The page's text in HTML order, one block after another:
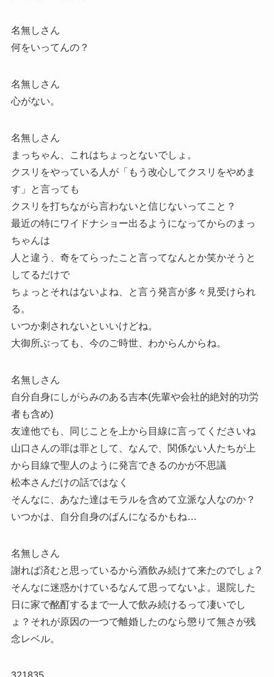
名無しさん
何をいってんの？
名無しさん
心がない。
名無しさん
まっちゃん、これはちょっとないでしょ。
クスリをやっている人が「もう改心してクスリをやめま
す」と言っても
クスリを打ちながら言わないと信じないってこと？
最近の特にワイドナショー出るようになってからのまっ
ちゃんは
人と違う、奇をてらったこと言ってなんとか笑かそうと
してるだけで
ちょっとそれはないよね、と言う発言が多々見受けられ
る。
いつか刺されないといいけどね。
大御所ぶっても、今のご時世、わからんからね。
名無しさん
自分自身にしがらみのある吉本(先輩や会社的絶対的功労
者も含め)
友達他でも、同じことを上から目線に言ってくださいね
山口さんの罪は罪として、なんで、関係ない人たちが上
から目線で聖人のように発言できるのかが不思議
松本さんだけの話ではなく
そんなに、あなた達はモラルを含めて立派な人なのか？
いつかは、自分自身のばんになるかもね…
名無しさん
謝れば済むと思っているから酒飲み続けて来たのでしょ?
そんなに迷惑かけているなんて思ってないよ。退院した
日に家で酩酊するまで一人で飲み続けるって凄いでし
ょ？それが原因の一つで離婚したのなら懲りて無さが残
念レベル。